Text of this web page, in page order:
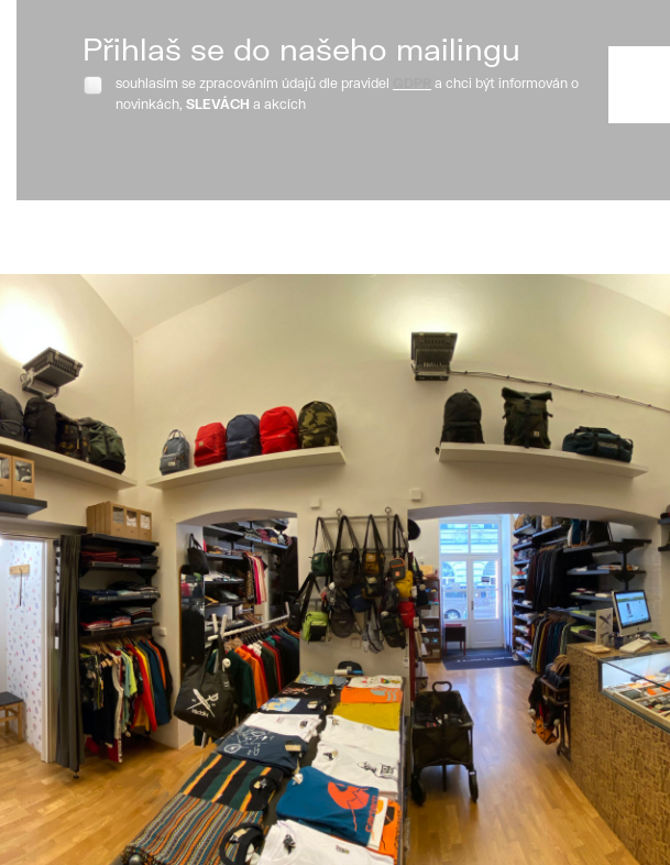
Přihlaš se do našeho mailingu
souhlasím se zpracováním údajů dle pravidel
a chci být informován o
novinkách, SLEVÁCH a akcích